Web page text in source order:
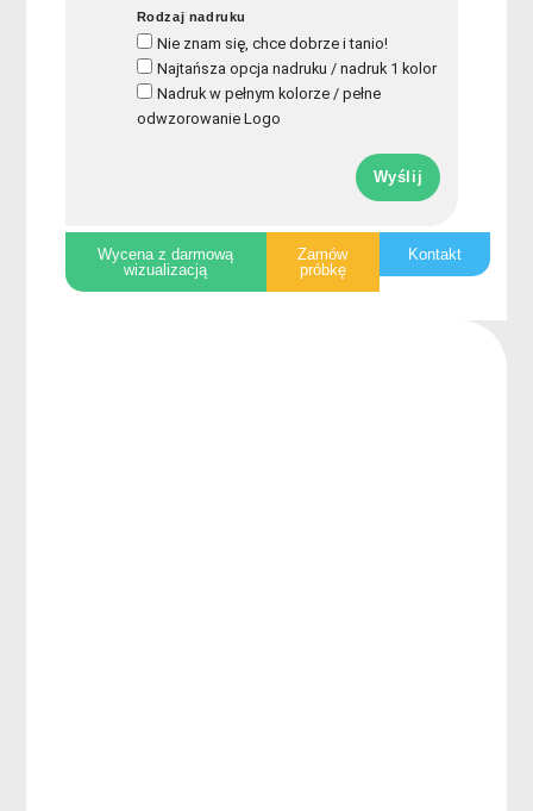
Rodzaj nadruku
Nie znam się, chce dobrze i tanio!
Najtańsza opcja nadruku / nadruk 1 kolor
Nadruk w pełnym kolorze / pełne
odwzorowanie Logo
Wyślij
Wycena z darmową
wizualizacją
Zamów
próbkę
Kontakt